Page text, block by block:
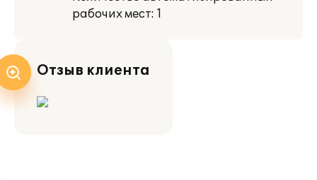
рабочих мест: 1
Отзыв клиента